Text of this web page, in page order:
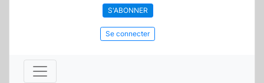
S'ABONNER
Se connecter